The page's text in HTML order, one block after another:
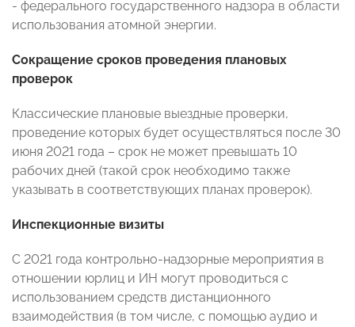
- федерального государственного надзора в области
использования атомной энергии.
Сокращение сроков проведения плановых
проверок
Классические плановые выездные проверки,
проведение которых будет осуществляться после 30
июня 2021 года – срок не может превышать 10
рабочих дней (такой срок необходимо также
указывать в соответствующих планах проверок).
Инспекционные визиты
С 2021 года контрольно-надзорные мероприятия в
отношении юрлиц и ИН могут проводиться с
использованием средств дистанционного
взаимодействия (в том числе, с помощью аудио и